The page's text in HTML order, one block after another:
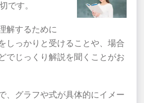
です。
解するために
しっかりと受けることや、場合
でじっくり解説を聞くことがお
、グラフや式が具体的にイメー